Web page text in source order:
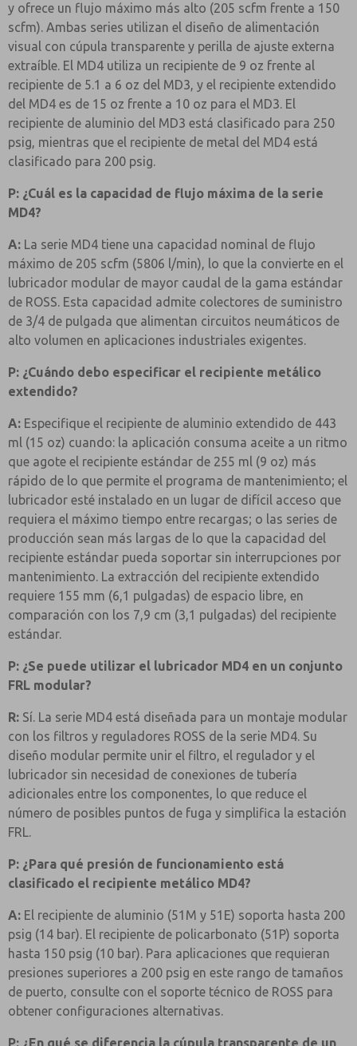
y ofrece un flujo máximo más alto (205 scfm frente a 150
scfm). Ambas series utilizan el diseño de alimentación
visual con cúpula transparente y perilla de ajuste externa
extraíble. El MD4 utiliza un recipiente de 9 oz frente al
recipiente de 5.1 a 6 oz del MD3, y el recipiente extendido
del MD4 es de 15 oz frente a 10 oz para el MD3. El
recipiente de aluminio del MD3 está clasificado para 250
psig, mientras que el recipiente de metal del MD4 está
clasificado para 200 psig.
P: ¿Cuál es la capacidad de flujo máxima de la serie
MD4?
A: La serie MD4 tiene una capacidad nominal de flujo
máximo de 205 scfm (5806 l/min), lo que la convierte en el
lubricador modular de mayor caudal de la gama estándar
de ROSS. Esta capacidad admite colectores de suministro
de 3/4 de pulgada que alimentan circuitos neumáticos de
alto volumen en aplicaciones industriales exigentes.
P: ¿Cuándo debo especificar el recipiente metálico
extendido?
A: Especifique el recipiente de aluminio extendido de 443
ml (15 oz) cuando: la aplicación consuma aceite a un ritmo
que agote el recipiente estándar de 255 ml (9 oz) más
rápido de lo que permite el programa de mantenimiento; el
lubricador esté instalado en un lugar de difícil acceso que
requiera el máximo tiempo entre recargas; o las series de
producción sean más largas de lo que la capacidad del
recipiente estándar pueda soportar sin interrupciones por
mantenimiento. La extracción del recipiente extendido
requiere 155 mm (6,1 pulgadas) de espacio libre, en
comparación con los 7,9 cm (3,1 pulgadas) del recipiente
estándar.
P: ¿Se puede utilizar el lubricador MD4 en un conjunto
FRL modular?
R: Sí. La serie MD4 está diseñada para un montaje modular
con los filtros y reguladores ROSS de la serie MD4. Su
diseño modular permite unir el filtro, el regulador y el
lubricador sin necesidad de conexiones de tubería
adicionales entre los componentes, lo que reduce el
número de posibles puntos de fuga y simplifica la estación
FRL.
P: ¿Para qué presión de funcionamiento está
clasificado el recipiente metálico MD4?
A: El recipiente de aluminio (51M y 51E) soporta hasta 200
psig (14 bar). El recipiente de policarbonato (51P) soporta
hasta 150 psig (10 bar). Para aplicaciones que requieran
presiones superiores a 200 psig en este rango de tamaños
de puerto, consulte con el soporte técnico de ROSS para
obtener configuraciones alternativas.
P: ¿En qué se diferencia la cúpula transparente de un